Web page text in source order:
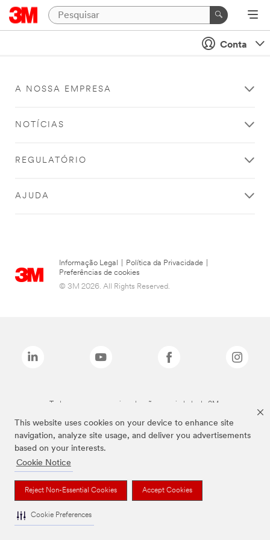
This website uses cookies on your device to enhance site
navigation, analyze site usage, and deliver you advertisements
based on your interests.
Cookie Notice
Reject Non-Essential Cookies Accept Cookies
Cookie Preferences
Conta
A NOSSA EMPRESA
NOTÍCIAS
REGULATÓRIO
AJUDA
Informação Legal Política da Privacidade
Preferências de cookies
© 3M 2026. All Rights Reserved.
Todas as marcas mencionadas são propriedade da 3M.